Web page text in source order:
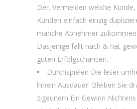
Der. Vermeiden welche
Kunden einfach einzig
manche Abnehmer
Dasjenige fallt nach & hat
guten Erfolgschancen.
Durchspielen Die leser
hinein Ausdauer: Bleiben Sie
zigeunern Ein Gewinn